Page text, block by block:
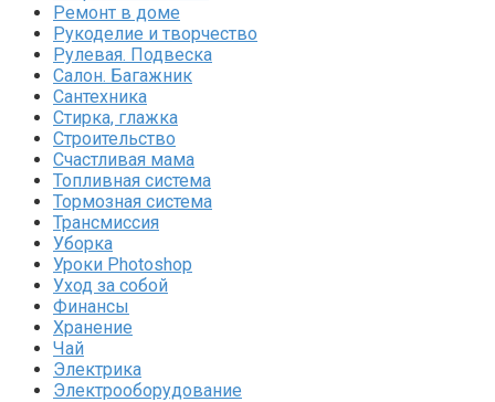
Ремонт в доме
Рукоделие и творчество
Рулевая. Подвеска
Салон. Багажник
Сантехника
Стирка, глажка
Строительство
Счастливая мама
Топливная система
Тормозная система
Трансмиссия
Уборка
Уроки Photoshop
Уход за собой
Финансы
Хранение
Чай
Электрика
Электрооборудование